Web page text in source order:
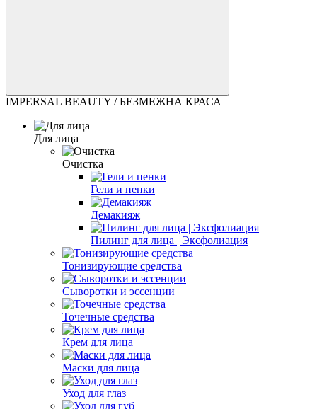
IMPERSAL BEAUTY / БЕЗМЕЖНА КРАСА
Для лица
Очистка
Гели и пенки
Демакияж
Пилинг для лица | Эксфолиация
Тонизирующие средства
Сыворотки и эссенции
Точечные средства
Крем для лица
Маски для лица
Уход для глаз